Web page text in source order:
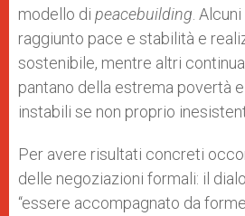
modello di peacebuilding .
raggiunto pace e stabilità e
sostenibile, mentre altri
pantano della estrema povertà
instabili se non proprio
Per avere risultati concreti
delle negoziazioni formali: il
“essere accompagnato da